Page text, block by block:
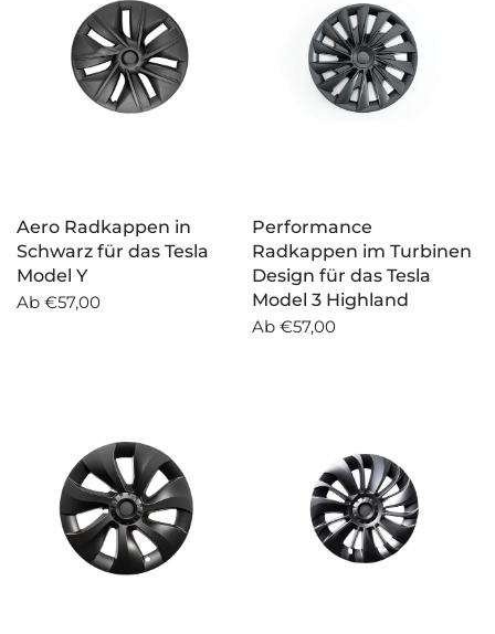
Aero Radkappen in
Schwarz für das Tesla
Model Y
Ab €57,00
Performance
Radkappen im Turbinen
Design für das Tesla
Model 3 Highland
Ab €57,00